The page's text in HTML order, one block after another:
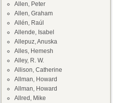
Allen, Peter
Allen, Graham
Allén, Raúl
Allende, Isabel
Allepuz, Anuska
Alles, Hemesh
Alley, R. W.
Allison, Catherine
Allman, Howard
Allman, Howard
Allred, Mike